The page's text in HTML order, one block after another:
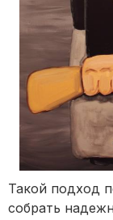
Такой подход
собрать